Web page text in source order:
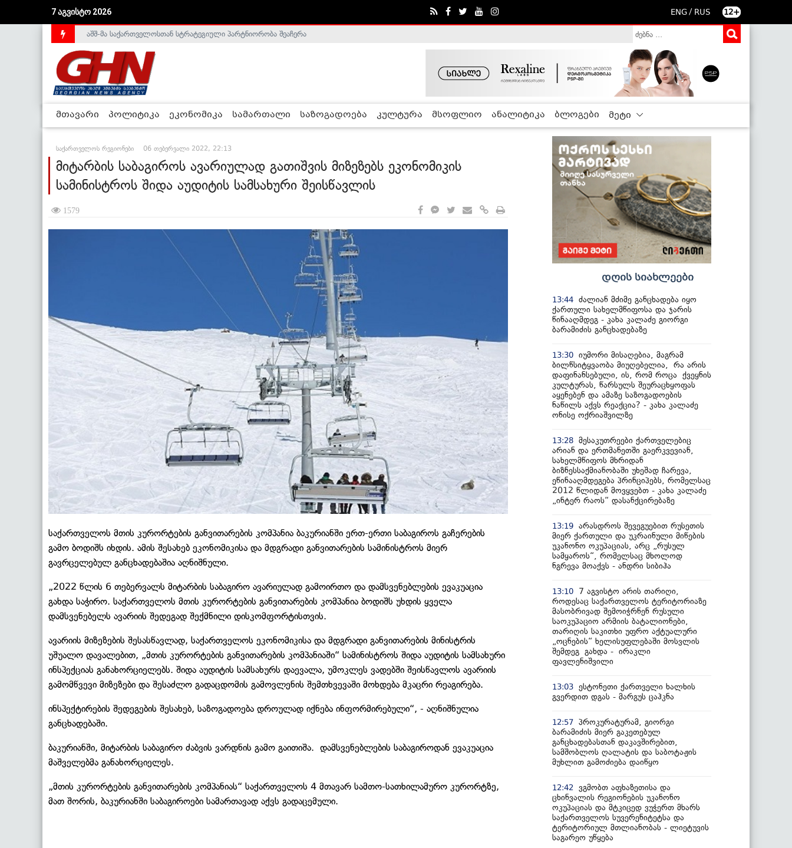
7 აგვისტო 2026 ENG / RUS 12+
საქართველოს დე-ფაქტო მთავრობა არალეგიტიმურია - ჰელსინკის კომისია
აშშ-მა საქართველოსთან სტრატეგიული პარტნიორობა შეაჩერა
მთავარი პოლიტიკა ეკონომიკა სამართალი საზოგადოება კულტურა მსოფლიო ანალიტიკა ბლოგები მეტი
საქართველოს რეგიონები 06 თებერვალი 2022, 22:13
მიტარბის საბაგიროს ავარიულად გათიშვის მიზეზებს ეკონომიკის
სამინისტროს შიდა აუდიტის სამსახური შეისწავლის
1579
საქართველოს მთის კურორტების განვითარების კომპანია ბაკურიანში ერთ-ერთი საბაგიროს გაჩერების
გამო ბოდიშს იხდის. ამის შესახებ ეკონომიკისა და მდგრადი განვითარების სამინისტროს მიერ
გავრცელებულ განცხადებაშია აღნიშნული.
„2022 წლის 6 თებერვალს მიტარბის საბაგირო ავარიულად გამოირთო და დამსვენებლების ევაკუაცია
გახდა საჭირო. საქართველოს მთის კურორტების განვითარების კომპანია ბოდიშს უხდის ყველა
დამსვენებელს ავარიის შედეგად შექმნილი დისკომფორტისთვის.
ავარიის მიზეზების შესასწავლად, საქართველოს ეკონომიკისა და მდგრადი განვითარების მინისტრის
უშუალო დავალებით, „მთის კურორტების განვითარების კომპანიაში“ სამინისტროს შიდა აუდიტის სამსახური
ინსპექციას განახორციელებს. შიდა აუდიტის სამსახურს დაევალა, უმოკლეს ვადებში შეისწავლოს ავარიის
გამომწვევი მიზეზები და შესაძლო გადაცდომის გამოვლენის შემთხვევაში მოხდება მკაცრი რეაგირება.
ინსპექტირების შედეგების შესახებ, საზოგადოება დროულად იქნება ინფორმირებული“, - აღნიშნულია
განცხადებაში.
ბაკურიანში, მიტარბის საბაგირო ძაბვის ვარდნის გამო გაითიშა. დამსვენებლების საბაგიროდან ევაკუაცია
მაშველებმა განახორციელეს.
„მთის კურორტების განვითარების კომპანიას“ საქართველოს 4 მთავარ სამთო-სათხილამურო კურორტზე,
მათ შორის, ბაკურიანში საბაგიროები სამართავად აქვს გადაცემული.
დღის სიახლეები
13:44 ძალიან მძიმე განცხადება იყო
ქართული სახელმწიფოსა და ჯარის
წინააღმდეგ - კახა კალაძე გიორგი
ბარამიძის განცხადებაზე
13:30 იუმორი მისაღებია, მაგრამ
ბილწსიტყვაობა მიუღებელია, რა არის
დაფინანსებული, ის, რომ როცა ქვეყნის
კულტურას, წარსულს შეურაცხყოფას
აყენებენ და ამაზე საზოგადოების
ნაწილს აქვს რეაქცია? - კახა კალაძე
ონისე ოქრიაშვილზე
13:28 მესაკუთრეები ქართველებიც
არიან და ერთმანეთში გაერკვევიან,
სახელმწიფოს მხრიდან
ბიზნესსაქმიანობაში უხეშად ჩარევა,
ეწინააღმდეგება პრინციპებს, რომელსაც
2012 წლიდან მოვყვებთ - კახა კალაძე
„ინტერ რაოს“ დასანქცირებაზე
13:19 არასდროს შევეგუებით რუსეთის
მიერ ქართული და უკრაინული მიწების
უკანონო ოკუპაციას, არც „რუსულ
სამყაროს“, რომელსაც მხოლოდ
ნგრევა მოაქვს - ანდრი სიბიჰა
13:10
7 აგვისტო არის თარიღი,
როდესაც საქართველოს ტერიტორიაზე
მასობრივად შემოიჭრნენ რუსული
საოკუპაციო არმიის ბატალიონები,
თარიღის საკითხი უფრო აქტუალური
„ოცნების“ ხელისუფლებაში მოსვლის
შემდეგ გახდა - ირაკლი
ფავლენიშვილი
13:03 ესტონეთი ქართველი ხალხის
გვერდით დგას - მარგუს ცაჰკნა
12:57 პროკურატურამ, გიორგი
ბარამიძის მიერ გაკეთებულ
განცხადებასთან დაკავშირებით,
სამშობლოს ღალატის და საბოტაჟის
მუხლით გამოძიება დაიწყო
12:42
ვგმობთ აფხაზეთისა და
ცხინვალის რეგიონების უკანონო
ოკუპაციას და მტკიცედ ვუჭერთ მხარს
საქართველოს სუვერენიტეტსა და
ტერიტორიულ მთლიანობას - ლიეტუვის
საგარეო უწყება